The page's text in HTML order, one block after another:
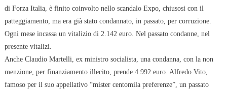
di Forza Italia, è finito coinvolto nello scandalo Expo, chiusosi con il
patteggiamento, ma era già stato condannato, in passato, per corruzione.
Ogni mese incassa un vitalizio di 2.142 euro. Nel passato condanne, nel
presente vitalizi.
Anche Claudio Martelli, ex ministro socialista, una condanna, con la non
menzione, per finanziamento illecito, prende 4.992 euro. Alfredo Vito,
famoso per il suo appellativo “mister centomila preferenze”, un passato